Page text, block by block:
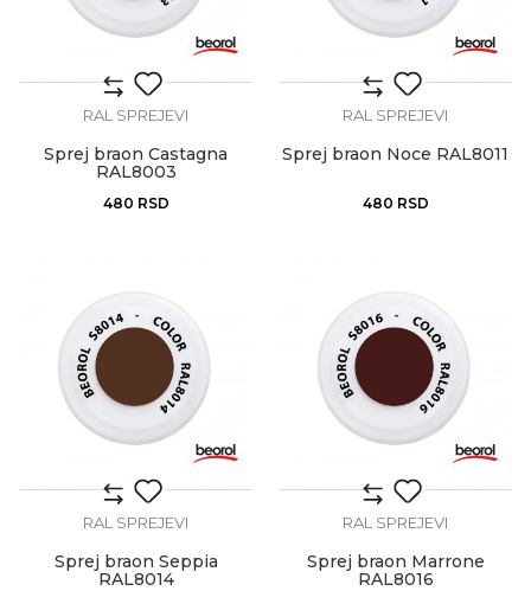
RAL SPREJEVI
Sprej braon Castagna
RAL8003
480 RSD
RAL SPREJEVI
Sprej braon Noce RAL8011
480 RSD
RAL SPREJEVI
Sprej braon Seppia
RAL8014
RAL SPREJEVI
Sprej braon Marrone
RAL8016